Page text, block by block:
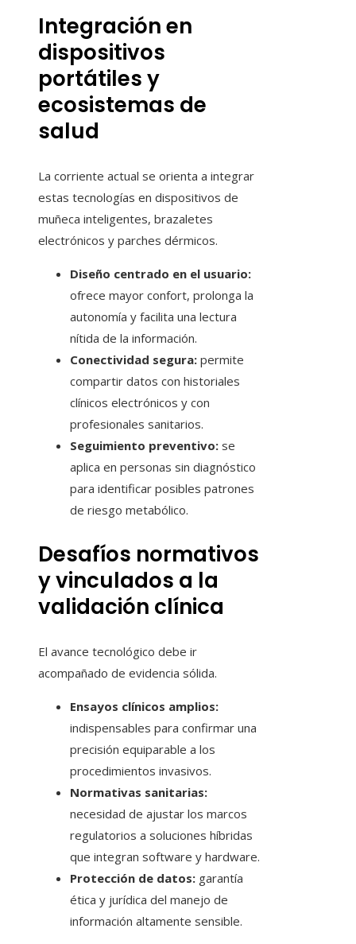
Integración en
dispositivos
portátiles y
ecosistemas de
salud
La corriente actual se orienta a integrar
estas tecnologías en dispositivos de
muñeca inteligentes, brazaletes
electrónicos y parches dérmicos.
Diseño centrado en el usuario:
ofrece mayor confort, prolonga la
autonomía y facilita una lectura
nítida de la información.
Conectividad segura: permite
compartir datos con historiales
clínicos electrónicos y con
profesionales sanitarios.
Seguimiento preventivo: se
aplica en personas sin diagnóstico
para identificar posibles patrones
de riesgo metabólico.
Desafíos normativos
y vinculados a la
validación clínica
El avance tecnológico debe ir
acompañado de evidencia sólida.
Ensayos clínicos amplios:
indispensables para confirmar una
precisión equiparable a los
procedimientos invasivos.
Normativas sanitarias:
necesidad de ajustar los marcos
regulatorios a soluciones híbridas
que integran software y hardware.
Protección de datos: garantía
ética y jurídica del manejo de
información altamente sensible.